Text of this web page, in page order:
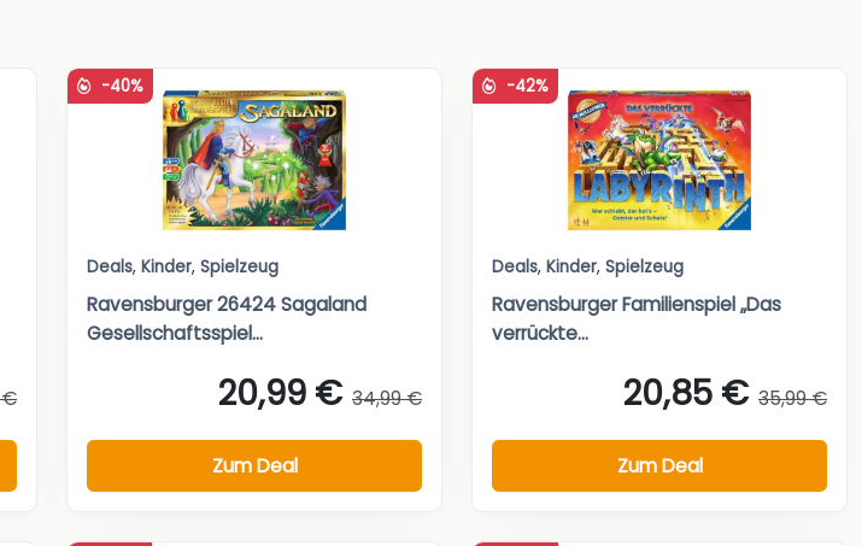
€
-40%
Deals, Kinder, Spielzeug
Ravensburger 26424 Sagaland
Gesellschaftsspiel...
20,99 € 34,99 €
Zum Deal
-42%
Deals, Kinder, Spielzeug
Ravensburger Familienspiel „Das
verrückte...
20,85 € 35,99 €
Zum Deal